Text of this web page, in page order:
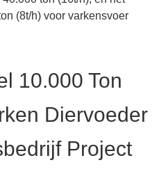
(8t/h) voor varkensvoer
10.000 Ton
Diervoeder
Project